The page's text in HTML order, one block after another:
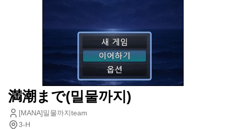
시의 비밀을 밝혀내세요.)
満潮まで(밀물까지)
[MANA]밀물까지team
3-H